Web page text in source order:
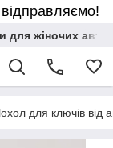
для жіночих
для ключів від